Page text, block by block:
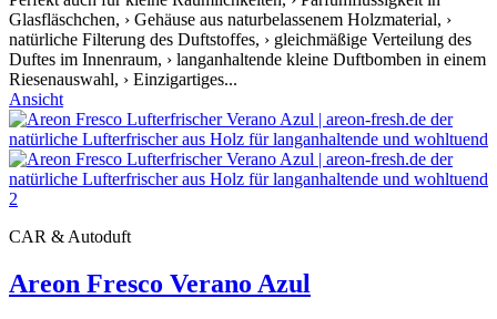
Glasfläschchen, › Gehäuse aus naturbelassenem Holzmaterial, ›
natürliche Filterung des Duftstoffes, › gleichmäßige Verteilung des
Duftes im Innenraum, › langanhaltende kleine Duftbomben in einem
Riesenauswahl, › Einzigartiges...
Ansicht
CAR & Autoduft
Areon Fresco Verano Azul